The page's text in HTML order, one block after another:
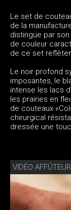
Le set de
de la
distingue par
de couleur
de ce set
Le noir profond
imposantes, le
intense les lacs
les prairies en
de couteaux
chirurgical
dressée une
VIDÉO